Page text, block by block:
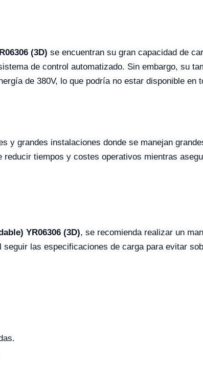
(3D) se encuentran su gran capacidad de
de control automatizado. Sin embargo, su
de 380V, lo que podría no estar disponible en
y grandes instalaciones donde se manejan
tiempos y costes operativos mientras
YR06306 (3D), se recomienda realizar un
las especificaciones de carga para evitar